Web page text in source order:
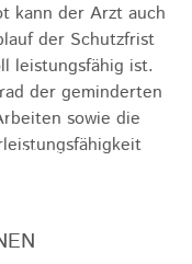
kann der Arzt auch
der Schutzfrist
leistungsfähig ist.
der geminderten
sowie die